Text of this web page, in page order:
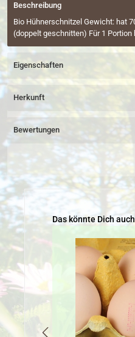
Beschreibung
Bio Hühnerschnitzel Gewicht: hat
(doppelt geschnitten) Für 1 Portion
Eigenschaften
Herkunft
Bewertungen
Produktgalerie
Das könnte Dich